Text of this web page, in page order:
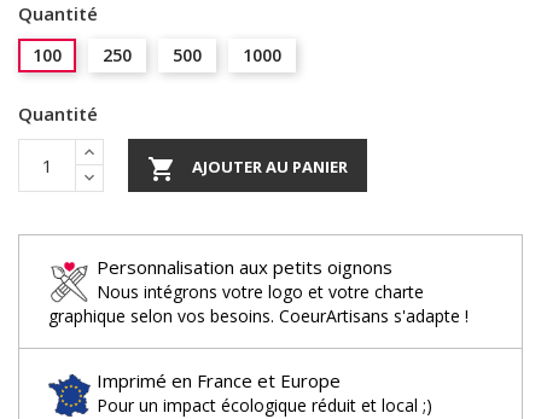
Quantité
100 250 500 1000
Quantité
 AJOUTER AU PANIER
Personnalisation aux petits oignons
Nous intégrons votre logo et votre charte
graphique selon vos besoins. CoeurArtisans s'adapte !
Imprimé en France et Europe
Pour un impact écologique réduit et local ;)